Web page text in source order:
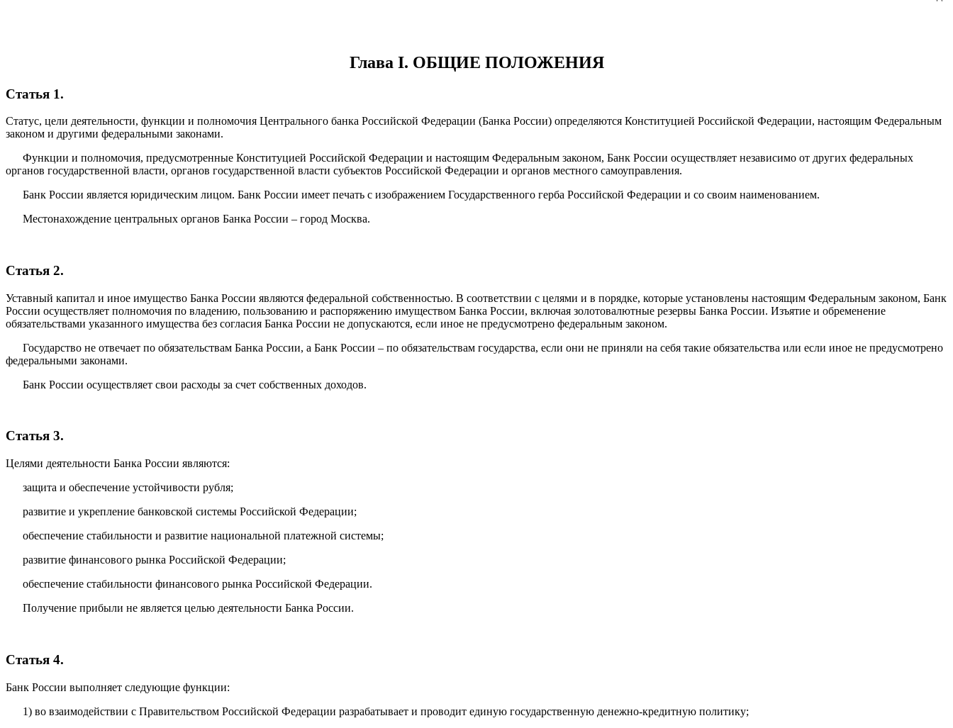
Глава I. ОБЩИЕ ПОЛОЖЕНИЯ
Статья 1.
Статус, цели деятельности, функции и полномочия Центрального банка Российской Федерации (Банка России) определяются Конституцией Российской Федерации, настоящим Федеральным
законом и другими федеральными законами.
Функции и полномочия, предусмотренные Конституцией Российской Федерации и настоящим Федеральным законом, Банк России осуществляет независимо от других федеральных
органов государственной власти, органов государственной власти субъектов Российской Федерации и органов местного самоуправления.
Банк России является юридическим лицом. Банк России имеет печать с изображением Государственного герба Российской Федерации и со своим наименованием.
Местонахождение центральных органов Банка России – город Москва.
Статья 2.
Уставный капитал и иное имущество Банка России являются федеральной собственностью. В соответствии с целями и в порядке, которые установлены настоящим Федеральным законом, Банк
России осуществляет полномочия по владению, пользованию и распоряжению имуществом Банка России, включая золотовалютные резервы Банка России. Изъятие и обременение
обязательствами указанного имущества без согласия Банка России не допускаются, если иное не предусмотрено федеральным законом.
Государство не отвечает по обязательствам Банка России, а Банк России – по обязательствам государства, если они не приняли на себя такие обязательства или если иное не предусмотрено
федеральными законами.
Банк России осуществляет свои расходы за счет собственных доходов.
Статья 3.
Целями деятельности Банка России являются:
защита и обеспечение устойчивости рубля;
развитие и укрепление банковской системы Российской Федерации;
обеспечение стабильности и развитие национальной платежной системы;
развитие финансового рынка Российской Федерации;
обеспечение стабильности финансового рынка Российской Федерации.
Получение прибыли не является целью деятельности Банка России.
Статья 4.
Банк России выполняет следующие функции:
1) во взаимодействии с Правительством Российской Федерации разрабатывает и проводит единую государственную денежно-кредитную политику;